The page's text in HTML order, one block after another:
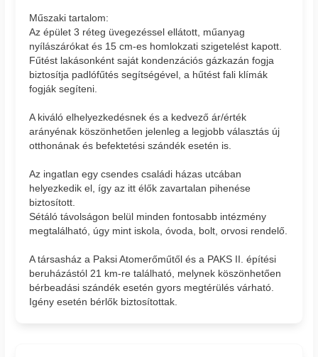
Műszaki tartalom:
Az épület 3 réteg üvegezéssel ellátott, műanyag
nyílászárókat és 15 cm-es homlokzati szigetelést kapott.
Fűtést lakásonként saját kondenzációs gázkazán fogja
biztosítja padlófűtés segítségével, a hűtést fali klímák
fogják segíteni.
A kiváló elhelyezkedésnek és a kedvező ár/érték
arányénak köszönhetően jelenleg a legjobb választás új
otthonának és befektetési szándék esetén is.
Az ingatlan egy csendes családi házas utcában
helyezkedik el, így az itt élők zavartalan pihenése
biztosított.
Sétáló távolságon belül minden fontosabb intézmény
megtalálható, úgy mint iskola, óvoda, bolt, orvosi rendelő.
A társasház a Paksi Atomerőműtől és a PAKS II. építési
beruházástól 21 km-re található, melynek köszönhetően
bérbeadási szándék esetén gyors megtérülés várható.
Igény esetén bérlők biztosítottak.